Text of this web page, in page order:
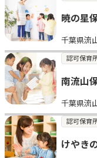
暁の星
千葉県流
認可保育
南流山
千葉県流
認可保育
けやき